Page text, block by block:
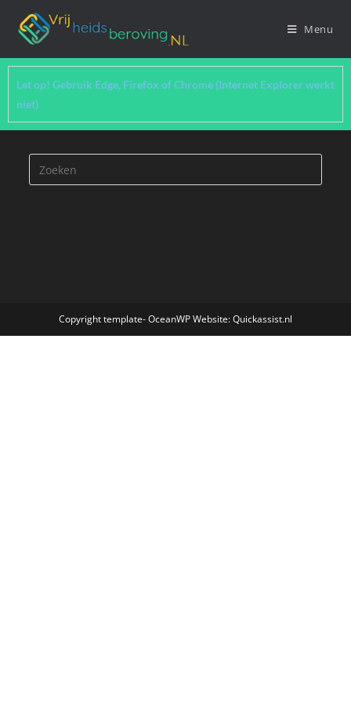
Menu
Let op! Gebruik Edge, Firefox of Chrome (Internet Explorer werkt
niet)
Copyright template- OceanWP Website: Quickassist.nl